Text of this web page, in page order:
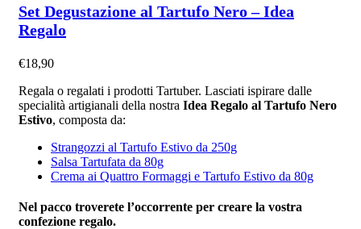
Set Degustazione al Tartufo Nero – Idea
Regalo
€18,90
Regala o regalati i prodotti Tartuber. Lasciati ispirare dalle
specialità artigianali della nostra Idea Regalo al Tartufo Nero
Estivo, composta da:
Strangozzi al Tartufo Estivo da 250g
Salsa Tartufata da 80g
Crema ai Quattro Formaggi e Tartufo Estivo da 80g
Nel pacco troverete l’occorrente per creare la vostra
confezione regalo.